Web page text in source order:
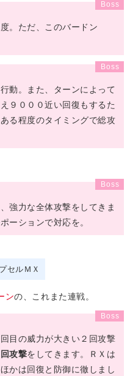
。ただ、このバードン
動。また、ターンによって
９０００近い回復もするた
る程度のタイミングで総攻
強力な全体攻撃をしてきま
ーションで対応を。
セルＭＸ
ンの、これまた連戦。
目の威力が大きい２回攻撃
攻撃をしてきます。ＲＸは
かは回復と防御に徹しまし